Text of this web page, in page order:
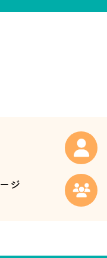
ジ